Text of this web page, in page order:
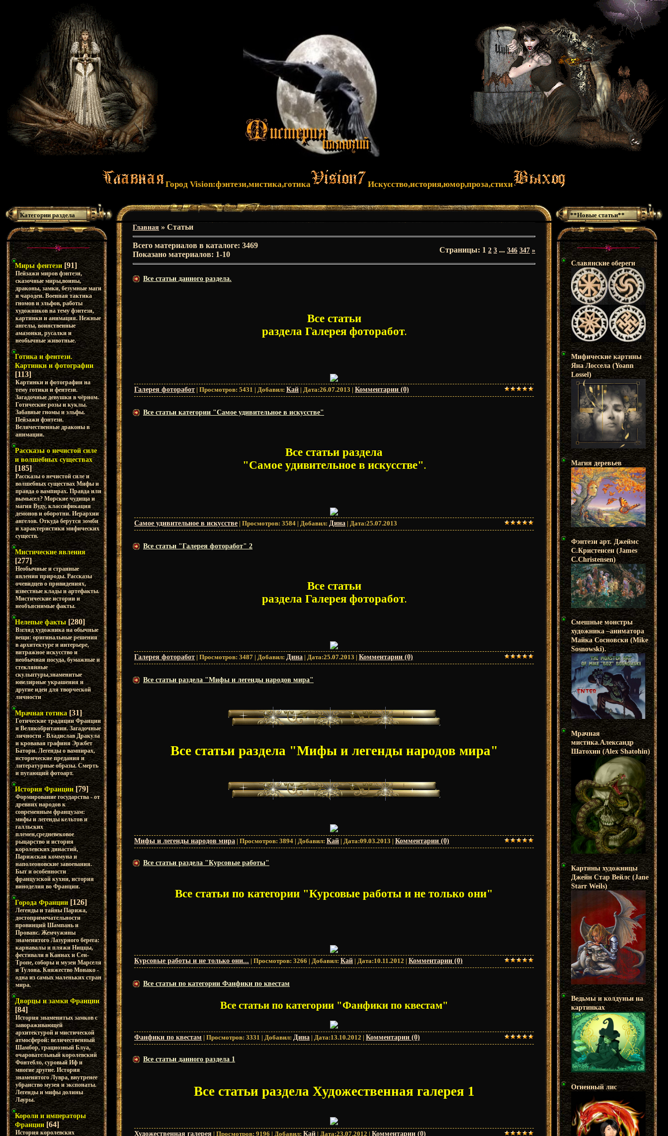
Город Vision:фэнтези,мистика,готика Искусство,история,юмор,проза,стихи
Категории раздела
Миры фентези [91]
Пейзажи миров фэнтези,
сказочные миры,воины,
драконы, замки, безумные маги
и чародеи. Военная тактика
гномов и эльфов, работы
художников на тему фэнтези,
картинки и анимация. Нежные
ангелы, воинственные
амазонки, русалки и
необычные животные.
Готика и фентези.
Картинки и фотографии
[113]
Картинки и фотографии на
тему готики и фентези.
Загадочные девушки в чёрном.
Готические розы и куклы.
Забавные гномы и эльфы.
Пейзажи фэнтези.
Величественные драконы в
анимации.
Рассказы о нечистой силе
и волшебных существах
[185]
Рассказы о нечистой силе и
волшебных существах Мифы и
правда о вампирах. Правда или
вымысел? Морские чудища и
магия Вуду, классификация
демонов и оборотни. Иерархии
ангелов. Откуда берутся зомби
и характеристики мифических
существ.
Мистические явления
[277]
Необычные и странные
явления природы. Рассказы
очевидцев о привидениях,
известные клады и артефакты.
Мистические истории и
необъяснимые факты.
Нелепые факты [280]
Взгляд художника на обычные
вещи: оригинальные решения
в архитектуре и интерьере,
витражное искусство и
необычная посуда, бумажные и
стеклянные
скульптуры,знаменитые
ювелирные украшения и
другие идеи для творческой
личности
Мрачная готика [31]
Готические традиции Франции
и Великобритании. Загадочные
личности - Владислав Дракула
и кровавая графиня Эржбет
Батори. Легенды о вампирах,
исторические предания и
литературные образы. Смерть
и пугающий фотоарт.
История Франции [79]
Формирование государства - от
древних народов к
современным французам:
мифы и легенды кельтов и
галльских
племен,средневековое
рыцарство и история
королевских династий,
Парижская коммуна и
наполеоновские завоевания.
Быт и особенности
французской кухни, история
виноделия во Франции.
Города Франции [126]
Легенды и тайны Парижа,
достопримечательности
провинций Шампань и
Прованс. Жемчужины
знаменитого Лазурного берега:
карнавалы и пляжи Ниццы,
фестивали в Каннах и Сен-
Тропе, соборы и музеи Марселя
и Тулона. Княжество Монако -
одна из самых маленьких стран
мира.
Дворцы и замки Франции
[84]
История знаменитых замков с
завораживающей
архитектурой и мистической
атмосферой: величественный
Шамбор, грациозный Блуа,
очаровательный королевский
Фонтебло, суровый Иф и
многие другие. История
знаменитого Лувра, внутренее
убранство музея и экспонаты.
Легенды и мифы долины
Лауры.
Короли и императоры
Франции [64]
История королевских
Главная » Статьи
Всего материалов в каталоге: 3469
Показано материалов: 1-10
Страницы: 1 2 3 ... 346 347 »
Все статьи данного раздела.
Все статьи
раздела Галерея фоторабот.
Галерея фоторабот | Просмотров: 5431 | Добавил: Кай | Дата:26.07.2013 | Комментарии (0)
Все статьи категории "Самое удивительное в искусстве"
Все статьи раздела
"Самое удивительное в искусстве".
Самое удивительное в искусстве | Просмотров: 3584 | Добавил: Дина | Дата:25.07.2013
Все статьи "Галерея фоторабот" 2
Все статьи
раздела Галерея фоторабот.
Галерея фоторабот | Просмотров: 3487 | Добавил: Дина | Дата:25.07.2013 | Комментарии (0)
Все статьи раздела "Мифы и легенды народов мира"
Все статьи раздела "Мифы и легенды народов мира"
Мифы и легенды народов мира | Просмотров: 3894 | Добавил: Кай | Дата:09.03.2013 | Комментарии (0)
Все статьи раздела "Курсовые работы"
Все статьи по категории "Курсовые работы и не только они"
Курсовые работы и не только они... | Просмотров: 3266 | Добавил: Кай | Дата:10.11.2012 | Комментарии (0)
Все статьи по категории Фанфики по квестам
Все статьи по категории "Фанфики по квестам"
Фанфики по квестам | Просмотров: 3331 | Добавил: Дина | Дата:13.10.2012 | Комментарии (0)
Все статьи данного раздела 1
Все статьи раздела Художественная галерея 1
Художественная галерея | Просмотров: 9196 | Добавил: Кай | Дата:23.07.2012 | Комментарии (0)
**Новые статьи**
Славянские обереги
Мифические картины
Яна Лоссела (Yoann
Lossel)
Магия деревьев
Фэнтези арт. Джеймс
С.Кристенсен (James
C.Christensen)
Смешные монстры
художника –аниматора
Майка Сосновски (Mike
Sosnowski).
Мрачная
мистика.Александр
Шатохин (Alex Shatohin)
Картины художницы
Джейн Стар Вейлс (Jane
Starr Weils)
Ведьмы и колдуньи на
картинках
Огненный лис